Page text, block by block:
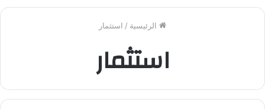
الرئيسية / استثمار
استثمار